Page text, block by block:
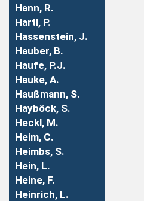
Hann, R.
Hartl, P.
Hassenstein, J.
Hauber, B.
Haufe, P.J.
Hauke, A.
Haußmann, S.
Hayböck, S.
Heckl, M.
Heim, C.
Heimbs, S.
Hein, L.
Heine, F.
Heinrich, L.